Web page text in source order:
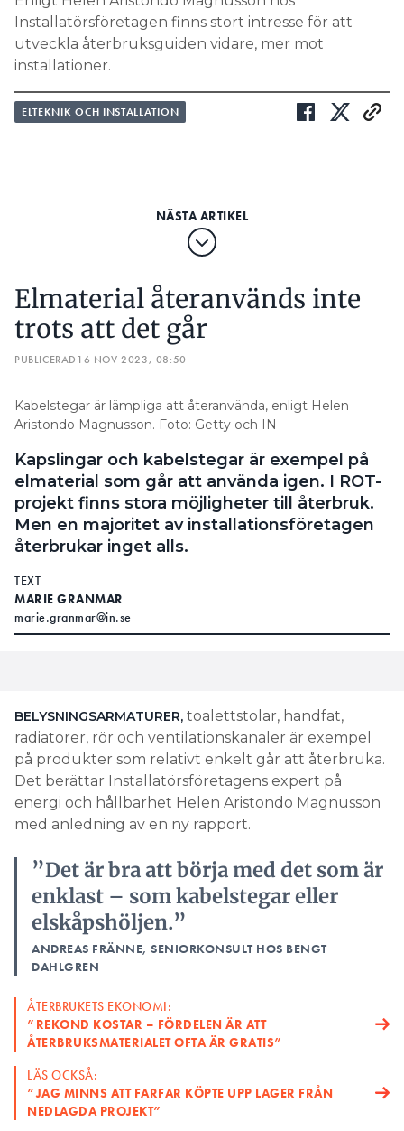
Installatörsföretagen finns stort intresse för att
utveckla återbruksguiden vidare, mer mot
installationer.
ELTEKNIK OCH INSTALLATION
Elmaterial återanvänds inte
trots att det går
PUBLICERAD 16 NOV 2023, 08:50
Kabelstegar är lämpliga att återanvända, enligt Helen
Aristondo Magnusson. Foto: Getty och IN
Kapslingar och kabelstegar är exempel på
elmaterial som går att använda igen. I ROT-
projekt finns stora möjligheter till återbruk.
Men en majoritet av installationsföretagen
återbrukar inget alls.
TEXT
MARIE GRANMAR
marie.granmar@in.se
BELYSNINGSARMATURER, toalettstolar, handfat,
radiatorer, rör och ventilationskanaler är exempel
på produkter som relativt enkelt går att återbruka.
Det berättar Installatörsföretagens expert på
energi och hållbarhet Helen Aristondo Magnusson
med anledning av en ny rapport.
”Det är bra att börja med det som är
enklast – som kabelstegar eller
elskåpshöljen.”
ANDREAS FRÄNNE, SENIORKONSULT HOS BENGT
DAHLGREN
ÅTERBRUKETS EKONOMI:
”REKOND KOSTAR – FÖRDELEN ÄR ATT
ÅTERBRUKSMATERIALET OFTA ÄR GRATIS”
LÄS OCKSÅ:
”JAG MINNS ATT FARFAR KÖPTE UPP LAGER FRÅN
NEDLAGDA PROJEKT”